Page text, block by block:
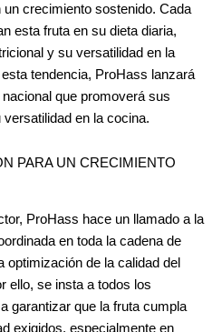
crecimiento sostenido. Cada
esta fruta en su dieta diaria,
y su versatilidad en la
tendencia, ProHass lanzará
que promoverá sus
en la cocina.
PARA UN CRECIMIENTO
ProHass hace un llamado a la
en toda la cadena de
optimización de la calidad del
ello, se insta a todos los
garantizar que la fruta cumpla
exigidos, especialmente en